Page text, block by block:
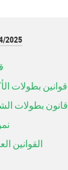
2025
قوانين بطولات
قانون بطولات
القوانين